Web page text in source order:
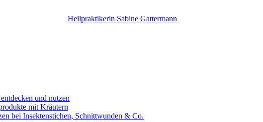
Heilpraktikerin Sabine Gattermann
und nutzen
mit Kräutern
bei Insektenstichen, Schnittwunden & Co.